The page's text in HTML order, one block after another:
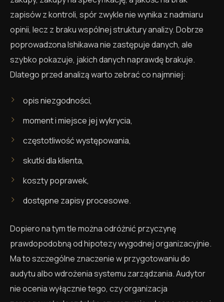
zapisów z kontroli, spór zwykle nie wynika z nadmiaru
opinii, lecz z braku wspólnej struktury analizy. Dobrze
poprowadzona Ishikawa nie zastępuje danych, ale
szybko pokazuje, jakich danych naprawdę brakuje.
Dlatego przed analizą warto zebrać co najmniej:
opis niezgodności,
moment i miejsce jej wykrycia,
częstotliwość występowania,
skutki dla klienta,
koszty poprawek,
dostępne zapisy procesowe.
Dopiero na tym tle można odróżnić przyczynę
prawdopodobną od hipotezy wygodnej organizacyjnie.
Ma to szczególne znaczenie w przygotowaniu do
audytu albo wdrożenia systemu zarządzania. Audytor
nie ocenia wyłącznie tego, czy organizacja